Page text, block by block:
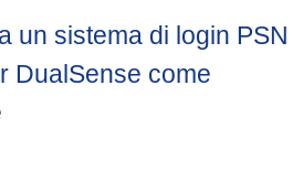
un sistema di login PSN
DualSense come